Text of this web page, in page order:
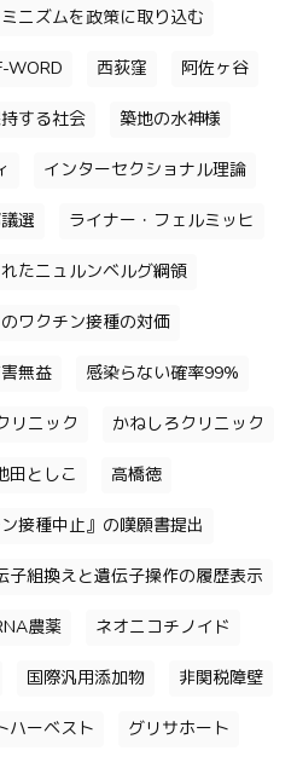
ニズムを政策に取り込む
WORD 西荻窪 阿佐ヶ谷
する社会 築地の水神様
インターセクショナル理論
選 ライナー・フェルミッヒ
たニュルンベルグ綱領
ワクチン接種の対価
無益 感染らない確率99%
リニック かねしろクリニック
田としこ 高橋徳
接種中止』の嘆願書提出
子組換えと遺伝子操作の履歴表示
農薬 ネオニコチノイド
国際汎用添加物 非関税障壁
ハーベスト グリサホート